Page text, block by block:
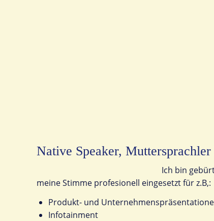
Native Speaker, Muttersprachler
Ich bin
meine Stimme profesionell eingesetzt für z.B,:
Produkt- und
Infotainment